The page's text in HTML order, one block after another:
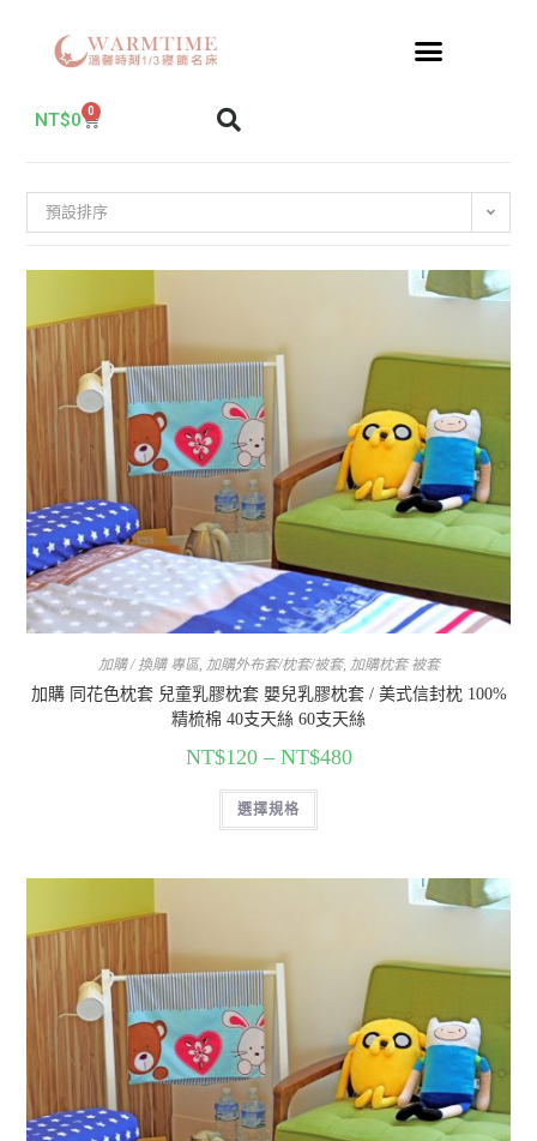
NT$0 0
預設排序
加購 / 換購 專區, 加購外布套/枕套/被套, 加購枕套 被套
加購 同花色枕套 兒童乳膠枕套 嬰兒乳膠枕套 / 美式信封枕 100%
精梳棉 40支天絲 60支天絲
NT$120– NT$480
選擇規格